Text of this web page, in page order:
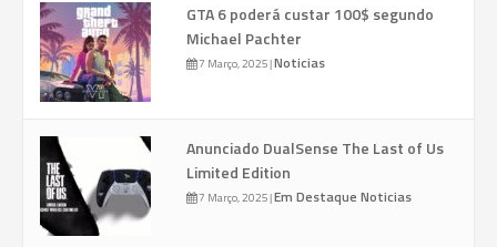
GTA 6 poderá custar 100$ segundo
Michael Pachter
7 Março, 2025|Noticias
Anunciado DualSense The Last of Us
Limited Edition
7 Março, 2025|Em Destaque Noticias